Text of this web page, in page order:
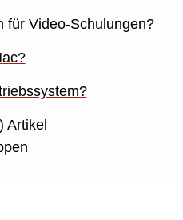
für Video-Schulungen?
Artikel